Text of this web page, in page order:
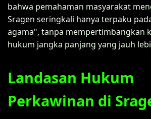
bahwa pemahaman masyarakat
Sragen seringkali hanya terpaku
agama", tanpa mempertimbangkan
hukum jangka panjang yang jauh
Landasan Hukum
Perkawinan di